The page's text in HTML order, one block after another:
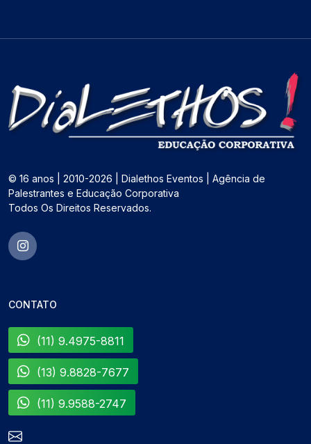
© 16 anos | 2010-2026 | Dialethos Eventos | Agência de
Palestrantes e Educação Corporativa
Todos Os Direitos Reservados.
CONTATO
(11) 9.4975-8811
(13) 9.8828-7677
(11) 9.9588-2747